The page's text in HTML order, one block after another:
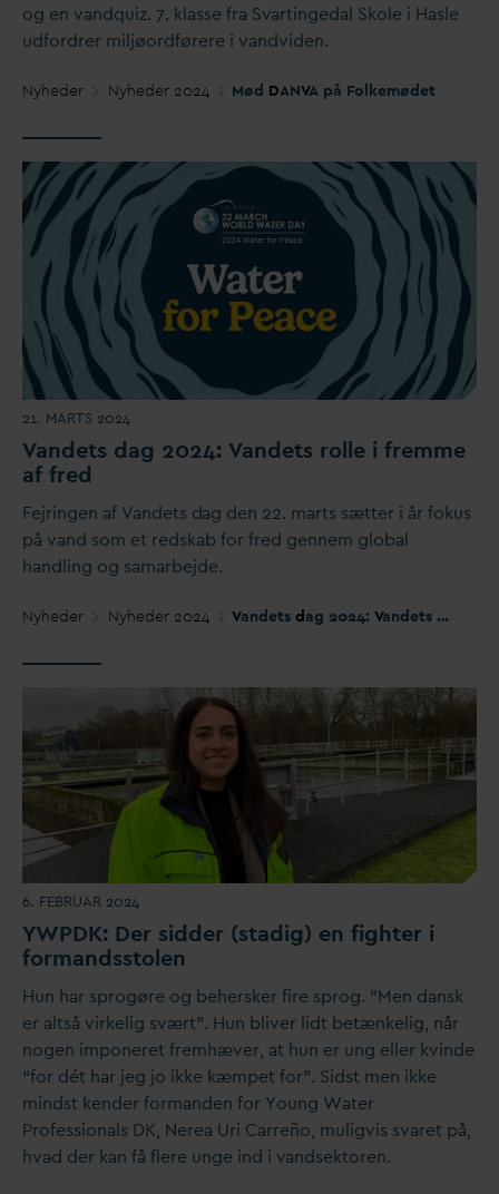
og en vandquiz. 7. klasse fra Svartingedal Skole i Hasle
udfordrer miljøordførere i vandviden.
Nyheder Nyheder 2024 Mød DANVA på Folkemødet
21. MARTS 2024
Vandets dag 2024: Vandets rolle i fremme
af fred
Fejringen af Vandets dag den 22. marts sætter i år fokus
på vand som et redskab for fred gennem global
handling og samarbejde.
Nyheder Nyheder 2024 Vandets dag 2024: Vandets rolle i fremme af fred
6. FEBRUAR 2024
YWPDK: Der sidder (stadig) en fighter i
formandsstolen
Hun har sprogøre og behersker fire sprog. "Men dansk
er altså virkelig svært”. Hun bliver lidt betænkelig, når
nogen imponeret fremhæver, at hun er ung eller kvinde
“for dét har jeg jo ikke kæmpet for”. Sidst men ikke
mindst kender formanden for Young Water
Professionals DK, Nerea Uri Carreño, muligvis svaret på,
hvad der kan få flere unge ind i vandsektoren.